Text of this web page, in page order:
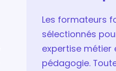
Les formateurs
sélectionnés
expertise métier
pédagogie.